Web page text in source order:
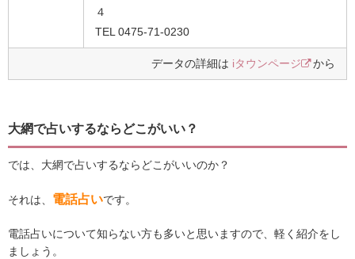
４
TEL 0475-71-0230
データの詳細は iタウンページ から
大網で占いするならどこがいい？
では、大網で占いするならどこがいいのか？
それは、 電話占いです。
電話占いについて知らない方も多いと思いますので、軽く紹介をし
ましょう。